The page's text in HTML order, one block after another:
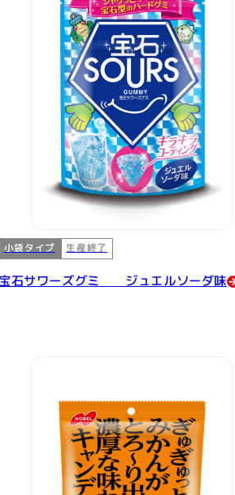
小袋タイプ 生産終了
宝石サワーズグミ ジュエルソーダ味